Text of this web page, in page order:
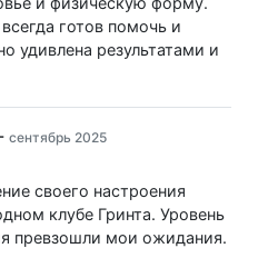
готов помочь и
удивлена результатами и
сентябрь 2025
своего настроения
клубе Гринта. Уровень
превзошли мои ожидания.